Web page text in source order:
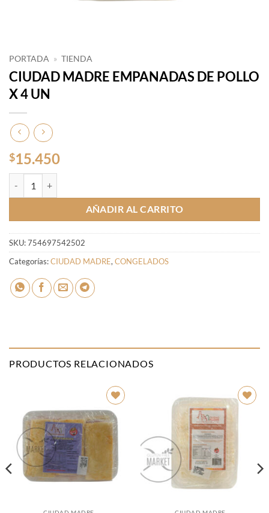
PORTADA » TIENDA
CIUDAD MADRE EMPANADAS DE POLLO
X 4 UN
$15.450
AÑADIR AL CARRITO
SKU:754697542502
Categorías:CIUDAD MADRE,CONGELADOS
PRODUCTOS RELACIONADOS
Añadir
a la
lista de
deseos